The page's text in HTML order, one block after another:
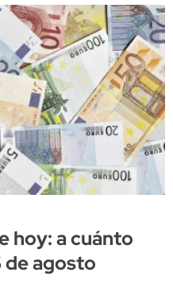
hoy: a cuánto
de agosto